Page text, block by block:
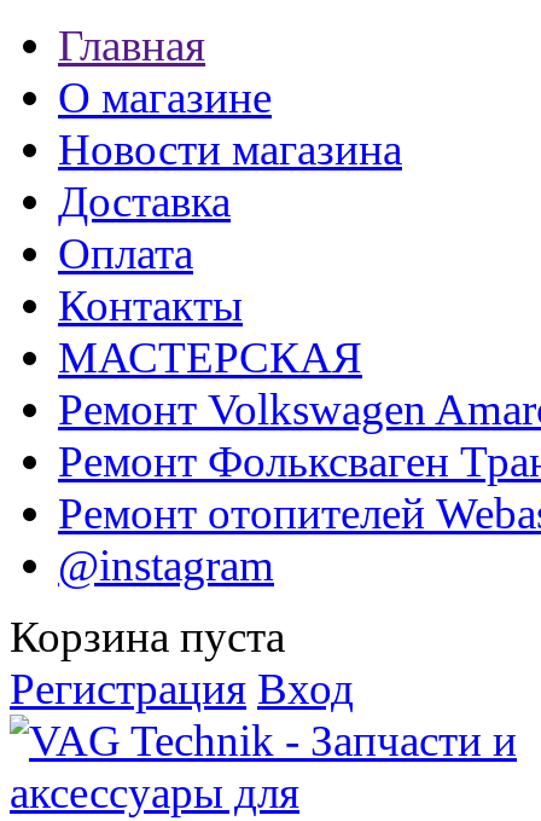
Главная
О магазине
Новости магазина
Доставка
Оплата
Контакты
МАСТЕРСКАЯ
Ремонт Volkswagen
Ремонт Фольксваген
Ремонт отопителей
@instagram
Корзина пуста
Регистрация Вход